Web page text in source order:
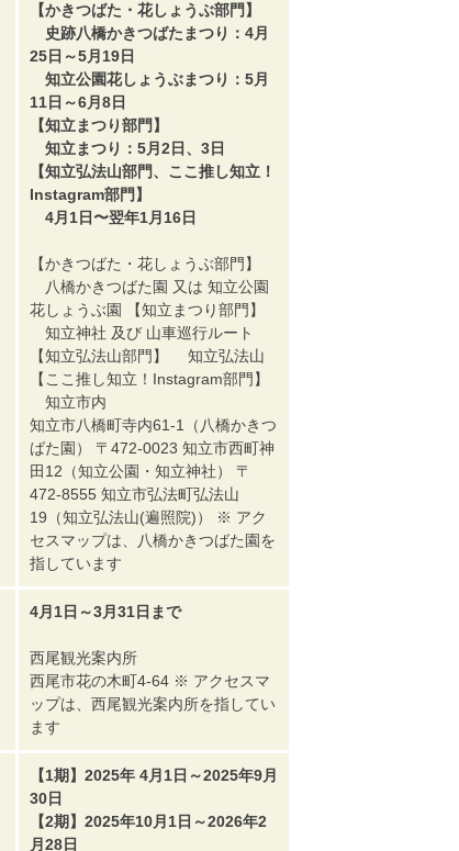
【かきつばた・花しょうぶ部門】
史跡八橋かきつばたまつり：4月
25日～5月19日
知立公園花しょうぶまつり：5月
11日～6月8日
【知立まつり部門】
知立まつり：5月2日、3日
【知立弘法山部門、ここ推し知立！
Instagram部門】
4月1日〜翌年1月16日
【かきつばた・花しょうぶ部門】
八橋かきつばた園 又は 知立公園
花しょうぶ園 【知立まつり部門】
知立神社 及び 山車巡行ルート
【知立弘法山部門】 知立弘法山
【ここ推し知立！Instagram部門】
知立市内
知立市八橋町寺内61-1（八橋かきつ
ばた園） 〒472-0023 知立市西町神
田12（知立公園・知立神社） 〒
472-8555 知立市弘法町弘法山
19（知立弘法山(遍照院)） ※ アク
セスマップは、八橋かきつばた園を
指しています
4月1日～3月31日まで
西尾観光案内所
西尾市花の木町4-64 ※ アクセスマ
ップは、西尾観光案内所を指してい
ます
【1期】2025年 4月1日～2025年9月
30日
【2期】2025年10月1日～2026年2
月28日